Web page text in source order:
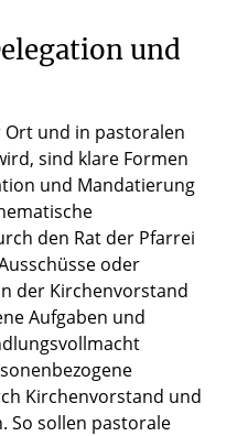
und
und in pastoralen
sind klare Formen
und Mandatierung
den Rat der Pfarrei
oder
der Kirchenvorstand
Aufgaben und
Kirchenvorstand und
So sollen pastorale